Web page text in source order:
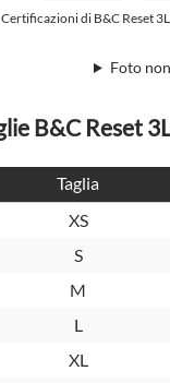
Certificazioni di B&C Reset
Foto
B&C Reset
Taglia
XS
S
M
L
XL